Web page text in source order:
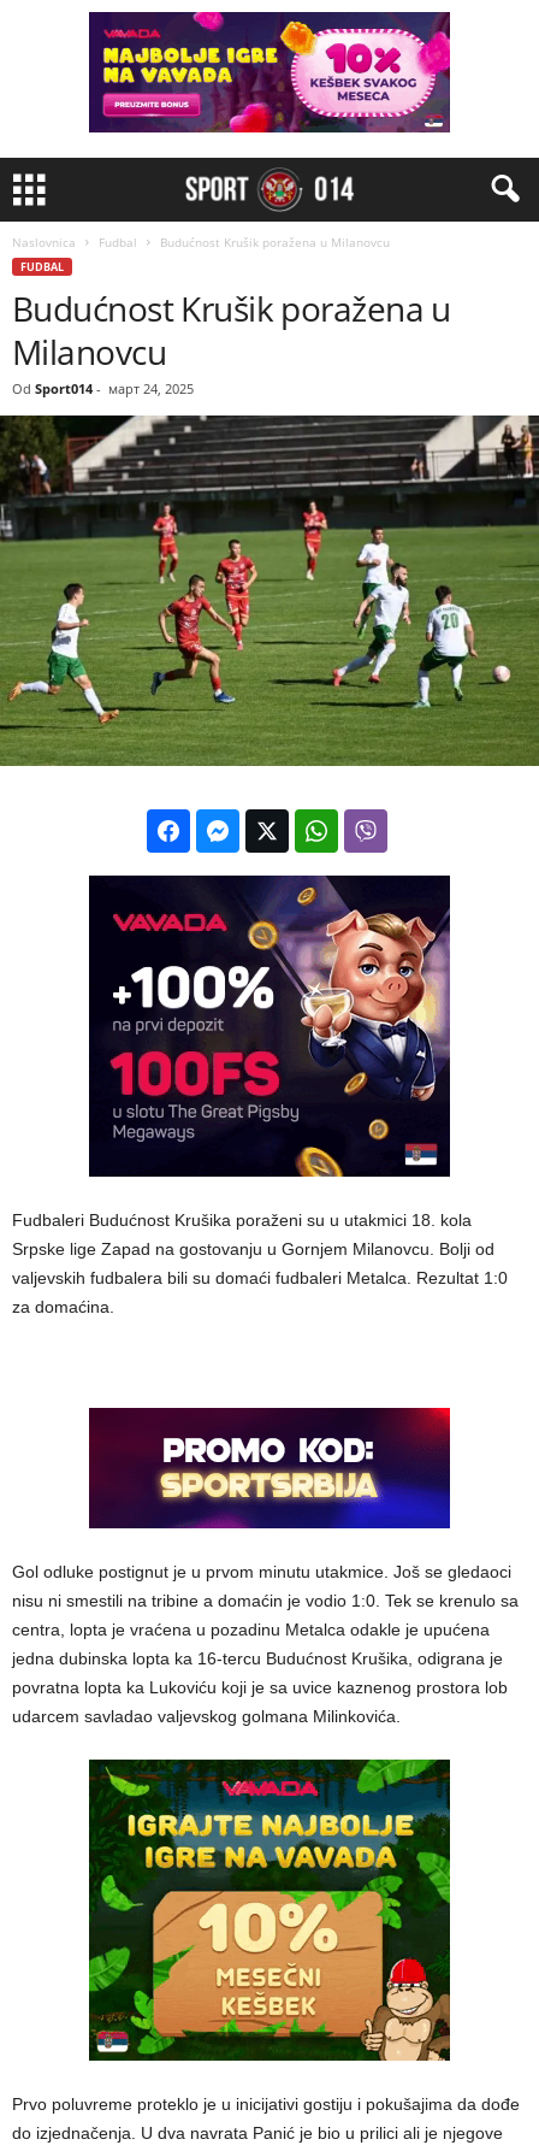
Naslovnica Fudbal Budućnost Krušik poražena u Milanovcu
FUDBAL
Budućnost Krušik poražena u
Milanovcu
Od Sport014- март 24, 2025
Fudbaleri Budućnost Krušika poraženi su u utakmici 18. kola
Srpske lige Zapad na gostovanju u Gornjem Milanovcu. Bolji od
valjevskih fudbalera bili su domaći fudbaleri Metalca. Rezultat 1:0
za domaćina.
Gol odluke postignut je u prvom minutu utakmice. Još se gledaoci
nisu ni smestili na tribine a domaćin je vodio 1:0. Tek se krenulo sa
centra, lopta je vraćena u pozadinu Metalca odakle je upućena
jedna dubinska lopta ka 16-tercu Budućnost Krušika, odigrana je
povratna lopta ka Lukoviću koji je sa uvice kaznenog prostora lob
udarcem savladao valjevskog golmana Milinkovića.
Prvo poluvreme proteklo je u inicijativi gostiju i pokušajima da dođe
do izjednačenja. U dva navrata Panić je bio u prilici ali je njegove